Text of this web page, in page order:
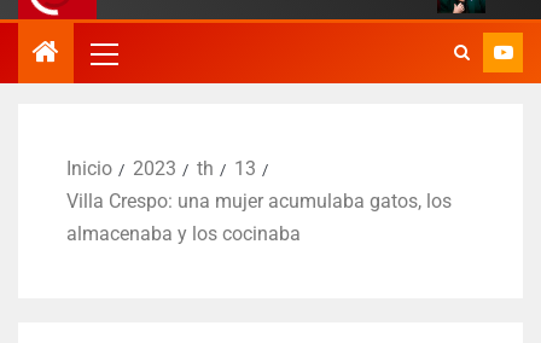
Inicio 2023 th
13
Villa Crespo: una mujer acumulaba gatos, los
almacenaba y los cocinaba